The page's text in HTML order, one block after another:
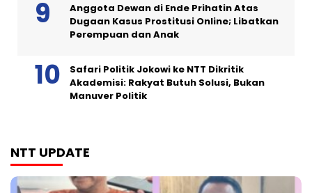
Anggota Dewan di Ende Prihatin Atas
Dugaan Kasus Prostitusi Online; Libatkan
Perempuan dan Anak
Safari Politik Jokowi ke NTT Dikritik
Akademisi: Rakyat Butuh Solusi, Bukan
Manuver Politik
NTT UPDATE